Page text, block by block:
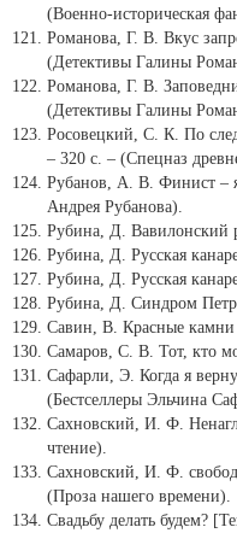
(Военно-историческая
Романова, Г. В. Вкус
(Детективы Галины
Романова, Г. В.
(Детективы Галины
Росовецкий, С. К. По
– 320 с. – (Спецназ
Рубанов, А. В. Финист –
Андрея Рубанова).
Рубина, Д. Вавилонский
Рубина, Д. Русская
Рубина, Д. Русская
Рубина, Д. Синдром
Савин, В. Красные
Самаров, С. В. Тот, кто
Сафарли, Э. Когда я
(Бестселлеры Эльчина
Сахновский, И. Ф.
чтение).
Сахновский, И. Ф.
(Проза нашего времени).
Свадьбу делать будем?